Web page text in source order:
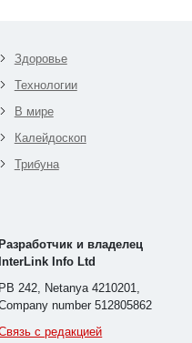
Здоровье
Технологии
В мире
Калейдоскоп
Трибуна
Разработчик и владелец
InterLink Info Ltd
PB 242, Netanya 4210201,
number 512805862
с редакцией